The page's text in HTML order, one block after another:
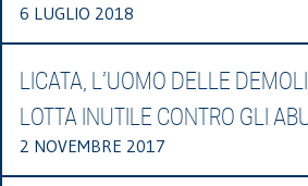
6 LUGLIO 2018
LICATA, L’UOMO DELLE
LOTTA INUTILE CONTRO GLI
2 NOVEMBRE 2017